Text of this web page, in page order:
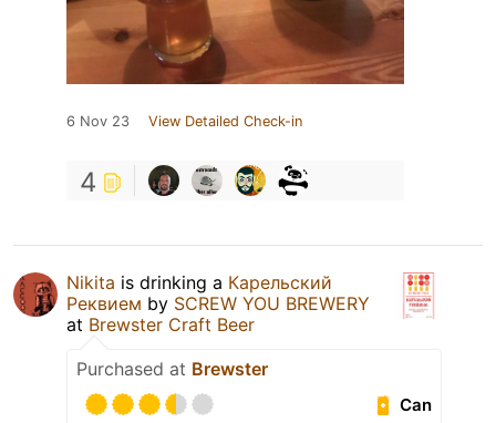
6 Nov 23 View Detailed Check-in
4
Nikita is drinking a Карельский
Реквием by SCREW YOU BREWERY
at Brewster Craft Beer
Purchased at Brewster
Can